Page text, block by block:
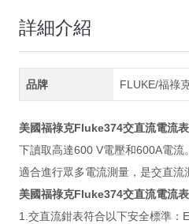
詳細介紹
品牌 FLUKE/福祿
美國福祿克Fluke374交直流電流表
下讀取高達600 V電壓和600A電流。
適合進行眾多電流測量，是交直流測
美國福祿克Fluke374交直流電流表
1.交直流鉗表符合以下安全標準